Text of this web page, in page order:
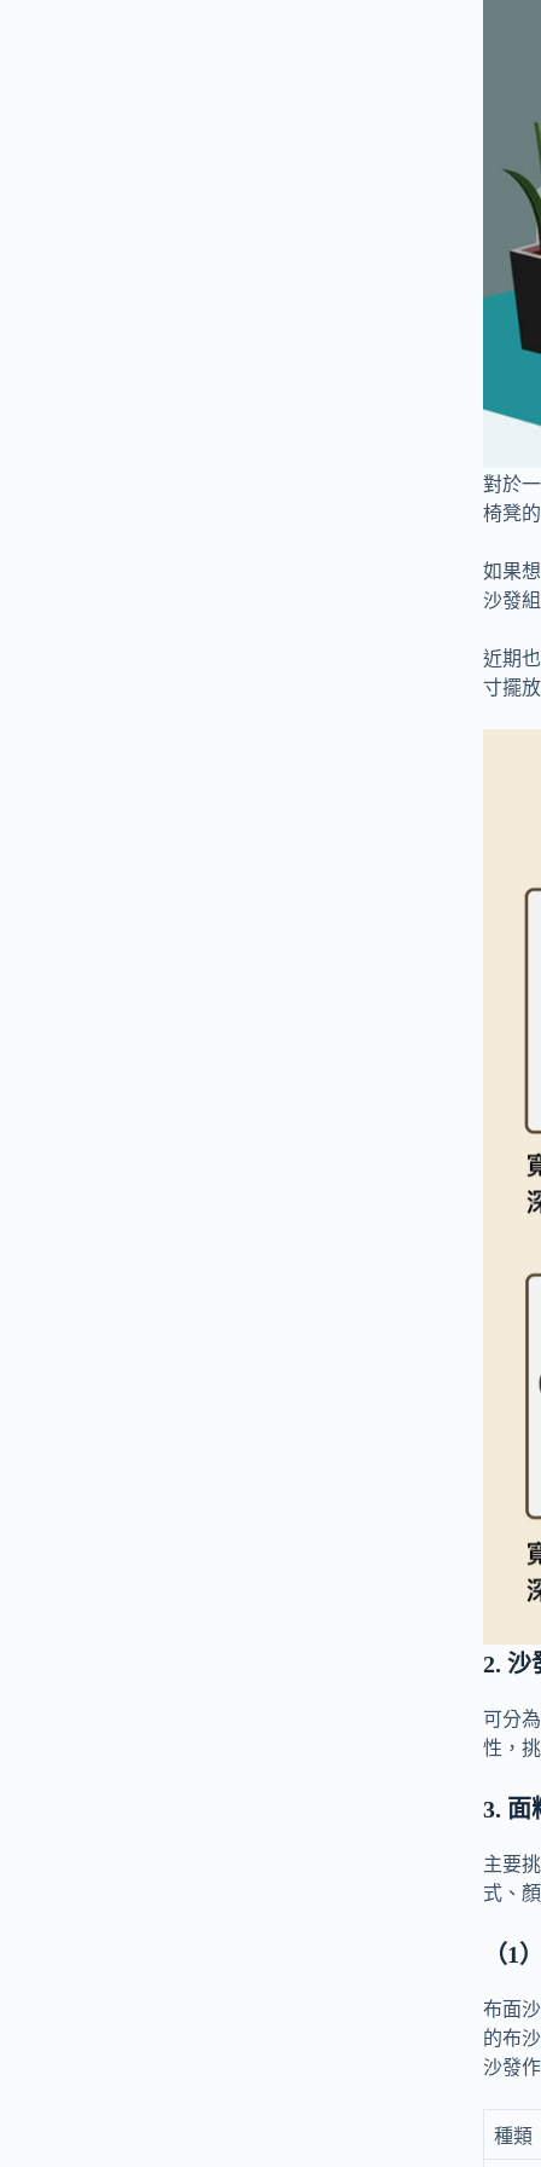
對於
椅凳
如果
沙發
近期
寸擺
2. 沙
可分
性，
3. 面
主要
式、
（1
布面
的布
沙發
種類